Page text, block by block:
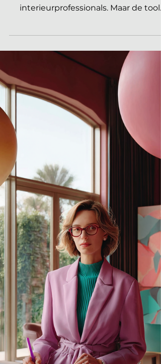
moet kennen
interieurprofessionals. Maar de tool
ontwikkelt zich razendsnel. Wie de
nieuwste updates kent, werkt sneller,
presenteert overtuigender en verliest
geen tijd aan handmatig
Dit zijn de vijf ontwikkelingen die er
echt toe doen. Nano Banana Pro: 5
updates die jij als
moet kennen 1. Beeldkwaliteit tot 4K:
presenteren op hoog niveau Nano
Banana Pro genereert visuals met g